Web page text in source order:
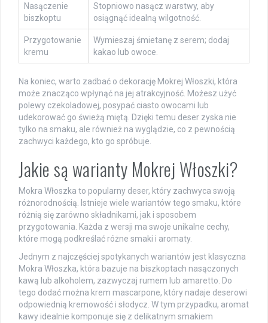
Nasączenie
biszkoptu
Stopniowo nasącz warstwy, aby
osiągnąć idealną wilgotność.
Przygotowanie
kremu
Wymieszaj śmietanę z serem; dodaj
kakao lub owoce.
Na koniec, warto zadbać o dekorację Mokrej Włoszki, która
może znacząco wpłynąć na jej atrakcyjność. Możesz użyć
polewy czekoladowej, posypać ciasto owocami lub
udekorować go świeżą miętą. Dzięki temu deser zyska nie
tylko na smaku, ale również na wyglądzie, co z pewnością
zachwyci każdego, kto go spróbuje.
Jakie są warianty Mokrej Włoszki?
Mokra Włoszka to popularny deser, który zachwyca swoją
różnorodnością. Istnieje wiele wariantów tego smaku, które
różnią się zarówno składnikami, jak i sposobem
przygotowania. Każda z wersji ma swoje unikalne cechy,
które mogą podkreślać różne smaki i aromaty.
Jednym z najczęściej spotykanych wariantów jest klasyczna
Mokra Włoszka, która bazuje na biszkoptach nasączonych
kawą lub alkoholem, zazwyczaj rumem lub amaretto. Do
tego dodać można krem mascarpone, który nadaje deserowi
odpowiednią kremowość i słodycz. W tym przypadku, aromat
kawy idealnie komponuje się z delikatnym smakiem